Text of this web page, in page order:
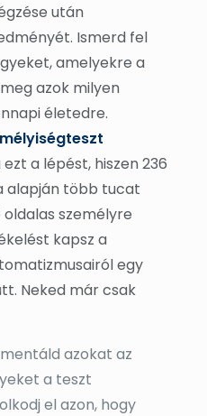
után
Ismerd fel
amelyekre a
azok milyen
életedre.
a lépést, hiszen 236
alapján több tucat
oldalas személyre
kapsz a
egy
Neked már csak
azokat az
a teszt
el azon, hogy